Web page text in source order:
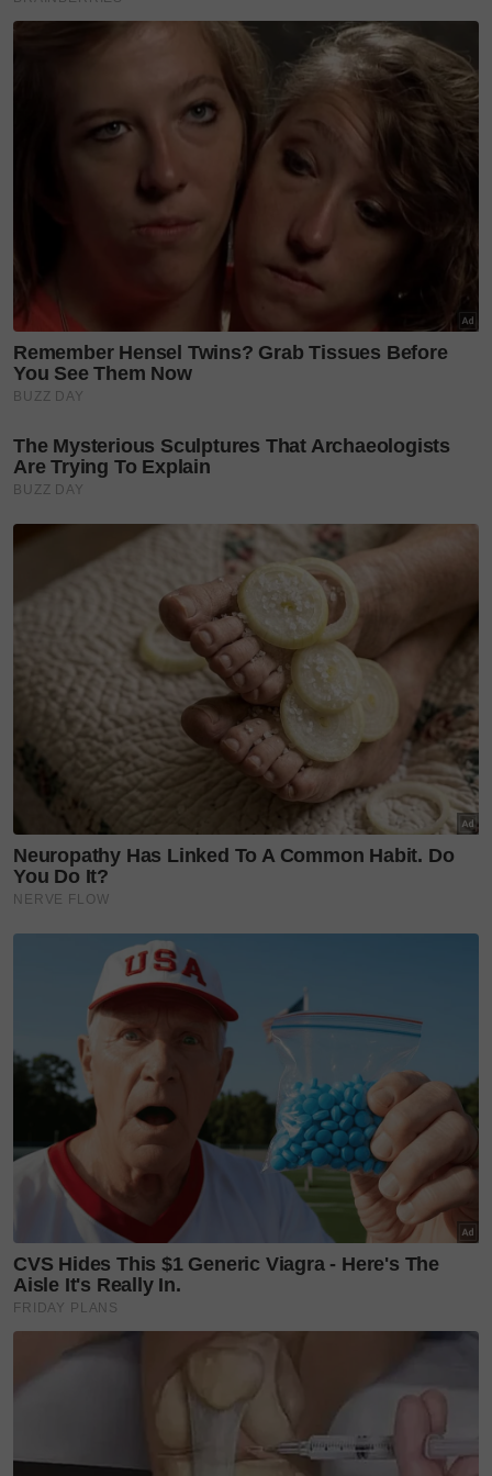
(LFP) 69.9 kWh, yang menawarkan C10 jarak
pemanduan sehingga 424 km mengikut penilaian
Triumph Tiger Sport 800
ADAKALANYA anda suka untuk mencari
ketenangan dengan memandu jarak jauh sama ada
bersendirian mahu pun bersama keluarga.
Jika seorang diri, lebih seronok menunggang
motosikal berkuasa besar.
Boleh juga membuat kumpulan bersama rakan-
rakan untuk perjalanan sehala.
Bagi anda yang berminat untuk mencuba
pengalaman ini, jenama Triumph di Malaysia telah
memperkenalkan Tiger Sport 800 serba baharu.
Model itu didatangkan dengan enjin tiga silinder
yang bersesaran 798cc, DOHC dengan sistem
penyejuk cecair.
Enjinnya bertransmisi 6-kelajuan yang mampu
menghasilkan kuasa maksimum 115PS pada
10,750rpm dan tork 84Nm pada 8,500rpm.
Antara kelengkapan sistem elektronik yang ada
termasuklah Optimised Cornering ABS, Traction
Control, Triumph Shift Assist, Bluetooth, Cruise
Control dan tiga mod tunggangan (Rain, Sport &
Road). Semua ciri-ciri tersebut pasti memberikan
anda kepuasan dalam dunia pengembaraan.
BMW R 12